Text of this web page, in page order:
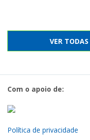
VER TODAS
Com o apoio de:
Política de privacidade